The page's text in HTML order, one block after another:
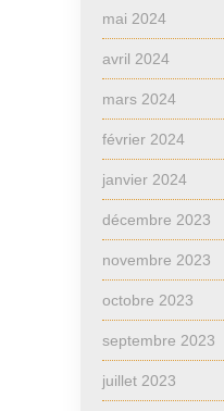
mai 2024
avril 2024
mars 2024
février 2024
janvier 2024
décembre 2023
novembre 2023
octobre 2023
septembre 2023
juillet 2023